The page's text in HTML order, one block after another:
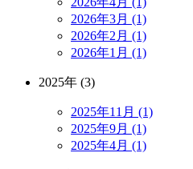
2026年3月 (1)
2026年2月 (1)
2026年1月 (1)
2025年 (3)
2025年11月 (1)
2025年9月 (1)
2025年4月 (1)